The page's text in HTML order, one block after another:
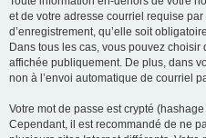
et de votre adresse courriel requise
d’enregistrement, qu’elle soit
Dans tous les cas, vous pouvez
affichée publiquement. De plus, dans
non à l’envoi automatique de courriel
Votre mot de passe est crypté
Cependant, il est recommandé de ne